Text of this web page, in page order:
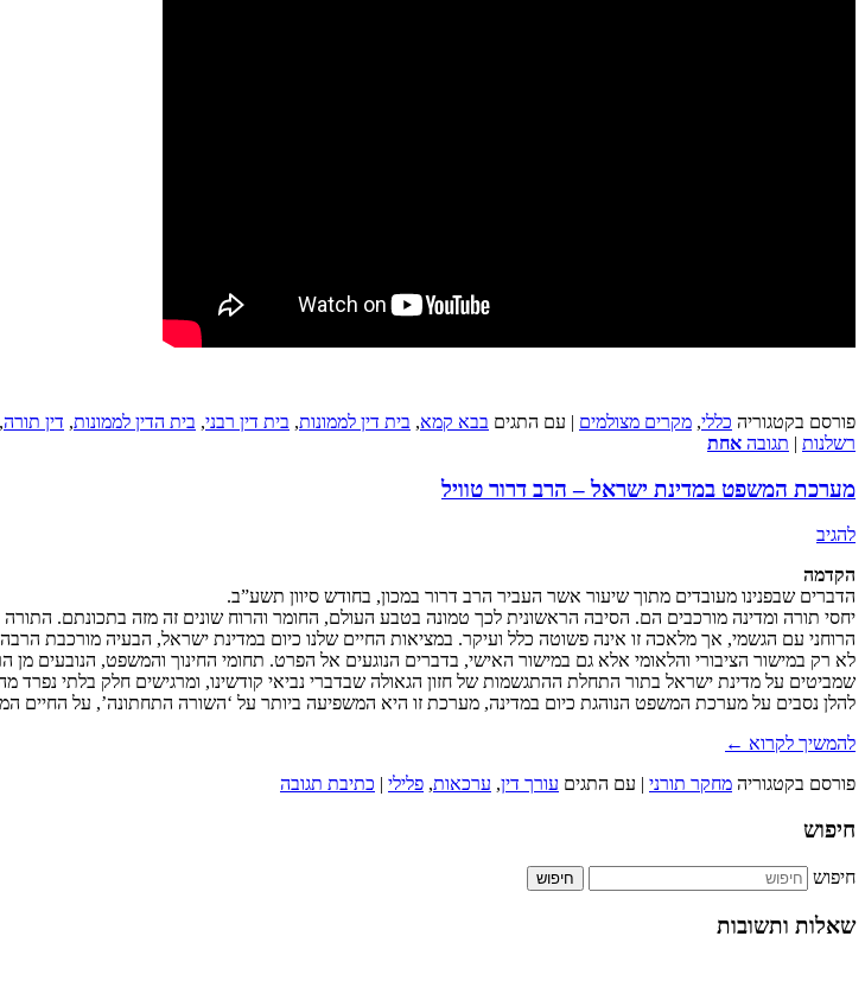
פורסם בקטגוריה כללי, מקרים מצולמים | עם התגים בבא קמא, בית דין לממונות, בית דין רבני, בית הדין לממונות, דין תורה,
רשלנות | תגובה אחת
מערכת המשפט במדינת ישראל – הרב דרור טוויל
להגיב
הקדמה
הדברים שבפנינו מעובדים מתוך שיעור אשר העביר הרב דרור במכון, בחודש סיוון תשע”ב.
יחסי תורה ומדינה מורכבים הם. הסיבה הראשונית לכך טמונה בטבע העולם, החומר והרוח שונים זה מזה בתכונתם.
הרוחני עם הגשמי, אך מלאכה זו אינה פשוטה כלל ועיקר. במציאות החיים שלנו כיום במדינת ישראל, הבעיה מורכבת
לא רק במישור הציבורי והלאומי אלא גם במישור האישי, בדברים הנוגעים אל הפרט. תחומי החינוך והמשפט, הנובעים
שמביטים על מדינת ישראל בתור התחלת ההתגשמות של חזון הגאולה שבדברי נביאי קודשינו, ומרגישים חלק בלתי נפרד
להלן נסבים על מערכת המשפט הנוהגת כיום במדינה, מערכת זו היא המשפיעה ביותר על ‘השורה התחתונה’, על החיים
להמשיך לקרוא ←
פורסם בקטגוריה מחקר תורני | עם התגים עורך דין, ערכאות, פלילי | כתיבת תגובה
חיפוש
חיפוש
שאלות ותשובות